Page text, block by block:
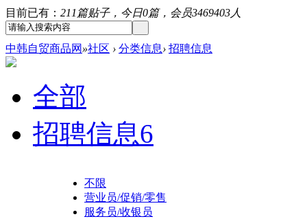
目前已有： 211篇贴子，今日0篇，会员3469403人
中韩自贸商品网 »社区 › 分类信息› 招聘信息
全部
招聘信息6
不限
营业员/促销/零售
服务员/收银员